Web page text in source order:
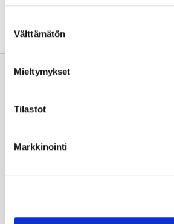
valinta
Välttämätön
Mieltymykset
Tilastot
MarkkinointiUsein kysyttyä